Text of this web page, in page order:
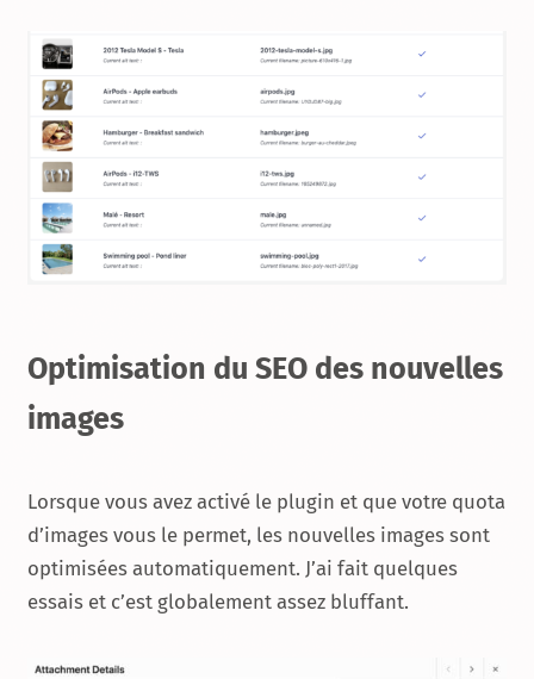
Optimisation du SEO des nouvelles
images
Lorsque vous avez activé le plugin et que votre quota
d’images vous le permet, les nouvelles images sont
optimisées automatiquement. J’ai fait quelques
essais et c’est globalement assez bluffant.